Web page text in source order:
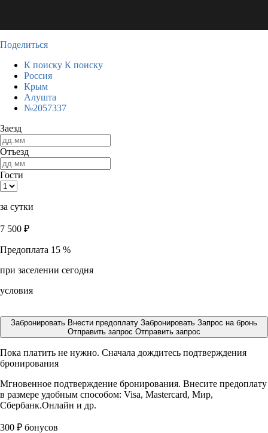
Поделиться
К поиску К поиску
Россия
Крым
Алушта
№2057337
Заезд
Отъезд
Гости
за сутки
7 500 ₽
Предоплата 15 %
при заселении сегодня
условия
Забронировать Внести предоплату Забронировать Запрос на бронь
Отправить запрос Отправить запрос
Пока платить не нужно. Сначала дождитесь подтверждения
бронирования
Мгновенное подтверждение бронирования. Внесите предоплату
в размере удобным способом: Visa, Mastercard, Мир,
Сбербанк.Онлайн и др.
300 ₽ бонусов